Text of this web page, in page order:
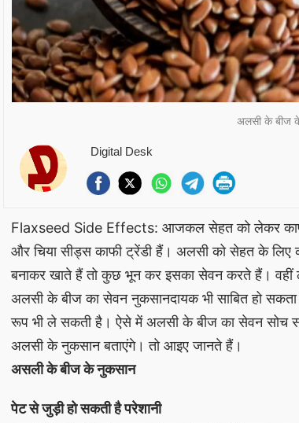
अलसी के बीज
Digital Desk
Flaxseed Side Effects: आजकल सेहत को लेकर
और चिया सीड्स काफी ट्रेंडी हैं। अलसी को सेहत के लिए
बनाकर खाते हैं तो कुछ भून कर इसका सेवन करते हैं। वहीं
अलसी के बीज का सेवन नुकसानदायक भी साबित हो
रूप भी ले सकती है। ऐसे में अलसी के बीज का सेवन
अलसी के नुकसान बताएंगे। तो आइए जानते हैं।
असली के बीज के नुकसान
पेट से जुड़ी हो सकती है परेशानी